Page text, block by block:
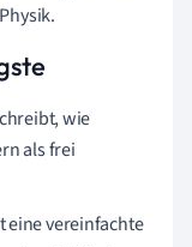
wie
als frei
eine vereinfachte